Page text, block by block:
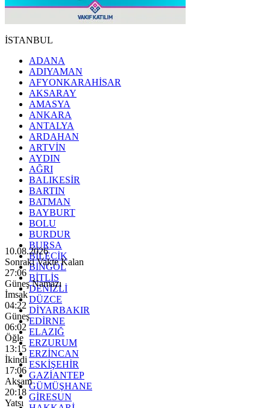
İSTANBUL
ADANA
ADIYAMAN
AFYONKARAHİSAR
AKSARAY
AMASYA
ANKARA
ANTALYA
ARDAHAN
ARTVİN
AYDIN
AĞRI
BALIKESİR
BARTIN
BATMAN
BAYBURT
BOLU
BURDUR
BURSA
BİLECİK
BİNGÖL
BİTLİS
DENİZLİ
DÜZCE
DİYARBAKIR
EDİRNE
ELAZIĞ
ERZURUM
ERZİNCAN
ESKİŞEHİR
GAZİANTEP
GÜMÜŞHANE
GİRESUN
10.08.2026
Sonraki Vakte Kalan
27:04
Güneş Namazı
İmsak
04:22
Güneş
06:02
Öğle
13:15
İkindi
17:06
Akşam
20:18
Yatsı